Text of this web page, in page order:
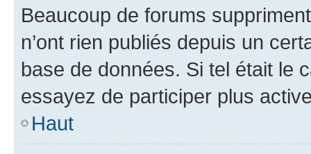
Beaucoup de forums
n’ont rien publiés depuis un
base de données. Si tel était le
essayez de participer plus
Haut